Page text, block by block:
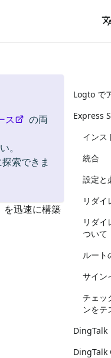
ス の両
。
索できま
迅速に構築
Logto で
Express
インス
統合
設定と
リダイ
リダ
ついて
ルート
サイン
チェッ
ンをテ
DingTalk
DingTalk